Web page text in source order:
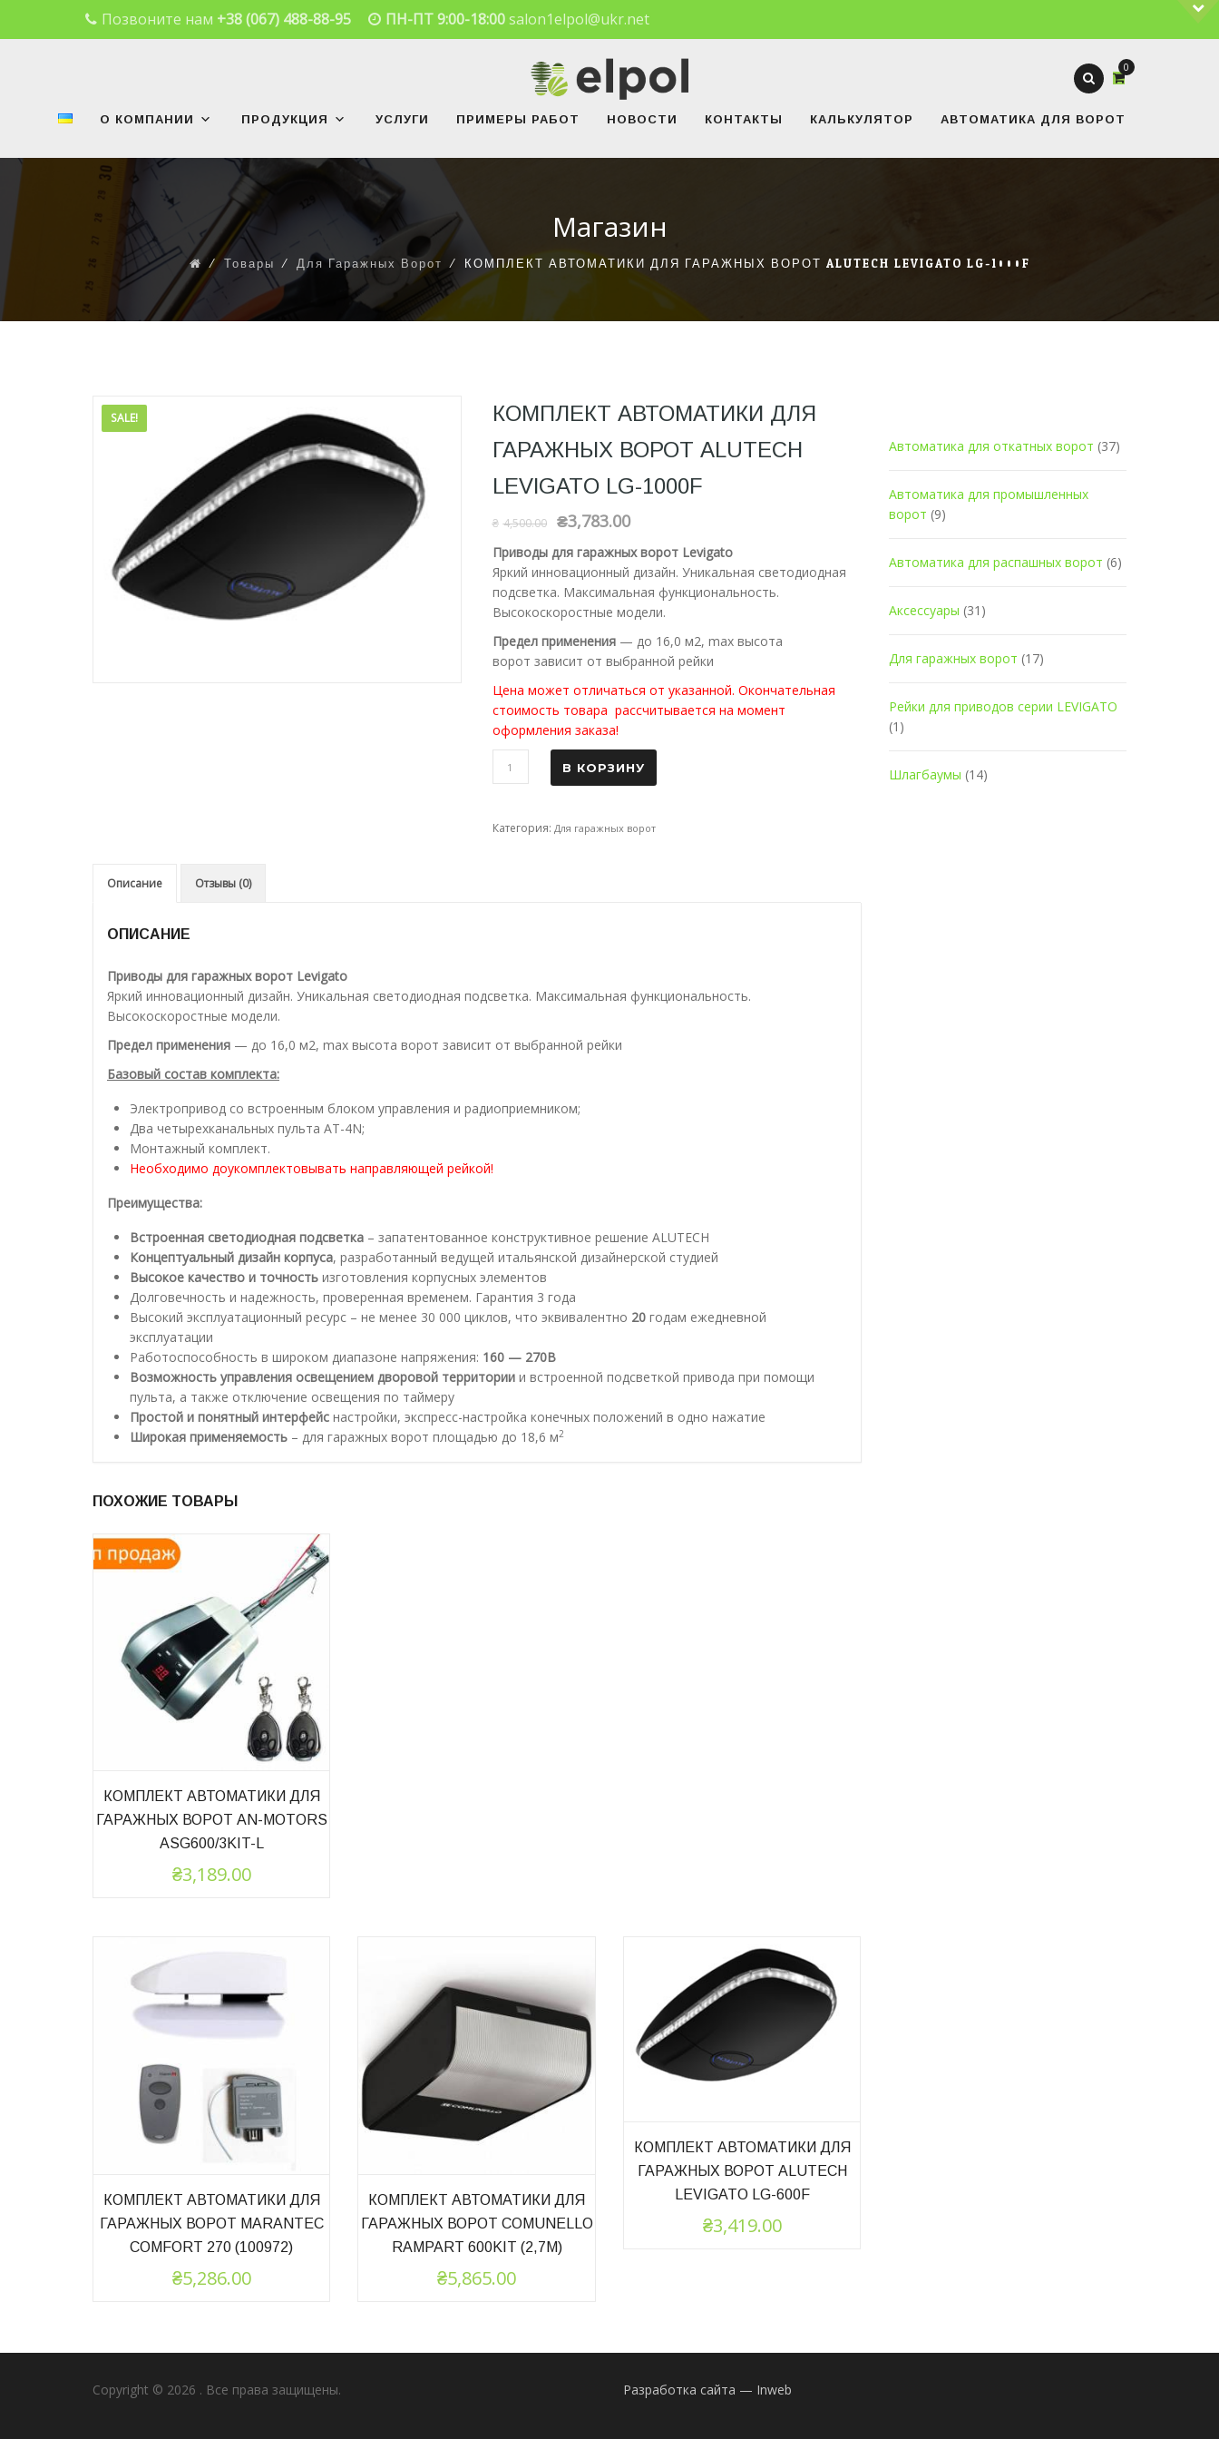
Позвоните нам +38 (067) 488-88-95 ПН-ПТ 9:00-18:00salon1elpol@ukr.net
0
О КОМПАНИИ ПРОДУКЦИЯ УСЛУГИ ПРИМЕРЫ РАБОТ НОВОСТИ КОНТАКТЫ КАЛЬКУЛЯТОР АВТОМАТИКА ДЛЯ ВОРОТ
Магазин
⁄Товары ⁄ Для Гаражных Ворот ⁄ КОМПЛЕКТ АВТОМАТИКИ ДЛЯ ГАРАЖНЫХ ВОРОТ ALUTECH LEVIGATO LG-1000F
SALE!
КОМПЛЕКТ АВТОМАТИКИ ДЛЯ
ГАРАЖНЫХ ВОРОТ ALUTECH
LEVIGATO LG-1000F
₴ 4,500.00 ₴3,783.00
Приводы для гаражных ворот Levigato
Яркий инновационный дизайн. Уникальная светодиодная
подсветка. Максимальная функциональность.
Высокоскоростные модели.
Предел применения— до 16,0 м2, max высота
ворот зависит от выбранной рейки
Цена может отличаться от указанной. Окончательная
стоимость товара рассчитывается на момент
оформления заказа!
В КОРЗИНУ
Категория: Для гаражных ворот
Описание Отзывы (0)
ОПИСАНИЕ
Приводы для гаражных ворот Levigato
Яркий инновационный дизайн. Уникальная светодиодная подсветка. Максимальная функциональность.
Высокоскоростные модели.
Предел применения — до 16,0 м2, max высота ворот зависит от выбранной рейки
Базовый состав комплекта:
Электропривод со встроенным блоком управления и радиоприемником;
Два четырехканальных пульта AT-4N;
Монтажный комплект.
Необходимо доукомплектовывать направляющей рейкой!
Преимущества:
Встроенная светодиодная подсветка – запатентованное конструктивное решение ALUTECH
Концептуальный дизайн корпуса, разработанный ведущей итальянской дизайнерской студией
Высокое качество и точность изготовления корпусных элементов
Долговечность и надежность, проверенная временем. Гарантия 3 года
Высокий эксплуатационный ресурс – не менее 30 000 циклов, что эквивалентно 20 годам ежедневной
эксплуатации
Работоспособность в широком диапазоне напряжения: 160 — 270В
Возможность управления освещением дворовой территории и встроенной подсветкой привода при помощи
пульта, а также отключение освещения по таймеру
Простой и понятный интерфейс настройки, экспресс-настройка конечных положений в одно нажатие
Широкая применяемость – для гаражных ворот площадью до 18,6 м2
ПОХОЖИЕ ТОВАРЫ
КОМПЛЕКТ АВТОМАТИКИ ДЛЯ
ГАРАЖНЫХ ВОРОТ AN-MOTORS
ASG600/3KIT-L
₴3,189.00
КОМПЛЕКТ АВТОМАТИКИ ДЛЯ
ГАРАЖНЫХ ВОРОТ MARANTEC
COMFORT 270 (100972)
₴5,286.00
КОМПЛЕКТ АВТОМАТИКИ ДЛЯ
ГАРАЖНЫХ ВОРОТ COMUNELLO
RAMPART 600KIT (2,7М)
₴5,865.00
КОМПЛЕКТ АВТОМАТИКИ ДЛЯ
ГАРАЖНЫХ ВОРОТ ALUTECH
LEVIGATO LG-600F
₴3,419.00
Автоматика для откатных ворот (37)
Автоматика для промышленных
ворот (9)
Автоматика для распашных ворот (6)
Аксессуары (31)
Для гаражных ворот (17)
Рейки для приводов серии LEVIGATO
(1)
Шлагбаумы (14)
Copyright © 2026 . Все права защищены. Разработка сайта — Inweb